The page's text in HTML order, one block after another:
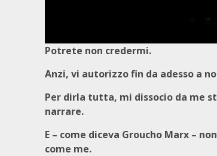
Potrete non credermi.
Anzi, vi autorizzo fin da adesso a
Per dirla tutta, mi dissocio da me
narrare.
E – come diceva Groucho Marx –
come me.